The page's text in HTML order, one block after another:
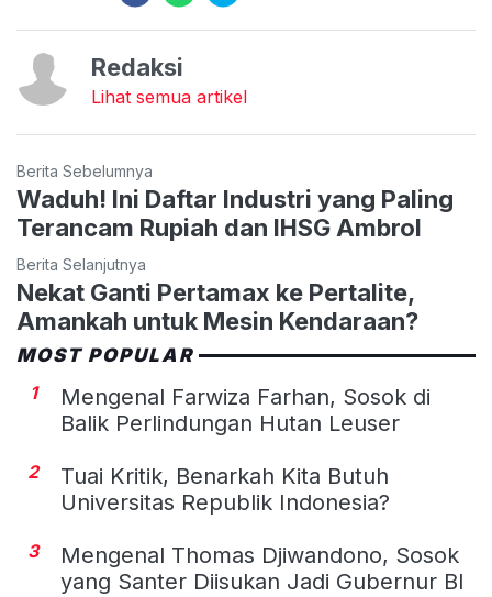
Redaksi
Lihat semua artikel
Berita Sebelumnya
Waduh! Ini Daftar Industri yang Paling
Terancam Rupiah dan IHSG Ambrol
Berita Selanjutnya
Nekat Ganti Pertamax ke Pertalite,
Amankah untuk Mesin Kendaraan?
MOST POPULAR
1
Mengenal Farwiza Farhan, Sosok di
Balik Perlindungan Hutan Leuser
2
Tuai Kritik, Benarkah Kita Butuh
Universitas Republik Indonesia?
3
Mengenal Thomas Djiwandono, Sosok
yang Santer Diisukan Jadi Gubernur BI